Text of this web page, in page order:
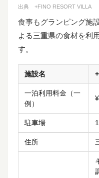
出典 +FINO RESORT VILLA
食事もグランピング施
よる三重県の食材を利
す。
施設名
一泊利用料金（一
例）
駐車場
住所